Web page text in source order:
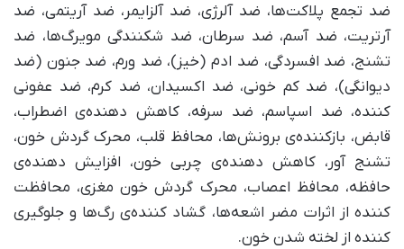
ضد تجمع پلاکت‌ها، ضد آلرژی، ضد آلزایمر، ضد آریتمی، ضد
آرتریت، ضد آسم، ضد سرطان، ضد شکنندگی مویرگ‌ها، ضد
تشنج، ضد افسردگی، ضد ادم (خیز)، ضد ورم، ضد جنون (ضد
دیوانگی)، ضد کم خونی، ضد اکسیدان، ضد کرم، ضد عفونی
کننده، ضد اسپاسم، ضد سرفه، کاهش دهنده‌ی اضطراب،
قابض، بازکننده‌ی برونش‌ها، محافظ قلب، محرک گردش خون،
تشنج آور، کاهش دهنده‌ی چربی خون، افزایش دهنده‌ی
حافظه، محافظ اعصاب، محرک گردش خون مغزی، محافظت
کننده از اثرات مضر اشعه‌ها، گشاد کننده‌ی رگ‌ها و جلوگیری
کننده از لخته شدن خون.